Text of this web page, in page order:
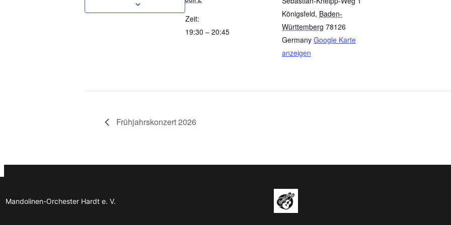
Zeit:
19:30 – 20:45
Königsfeld, Baden-
Württemberg 78126
Germany Google Karte
anzeigen
Frühjahrskonzert 2026
Mandolinen-Orchester Hardt e. V.